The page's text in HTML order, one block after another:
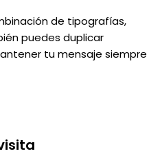
de tipografías,
puedes duplicar
tu mensaje siempre